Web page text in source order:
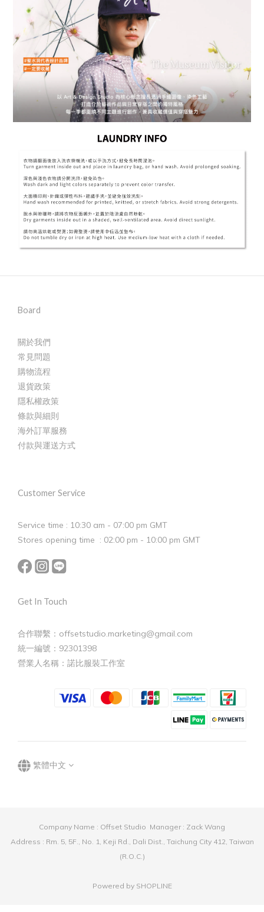
Board
關於我們
常見問題
購物流程
退貨政策
隱私權政策
條款與細則
海外訂單服務
付款與運送方式
Customer Service
Service time : 10:30 am - 07:00 pm GMT
Stores opening time : 02:00 pm - 10:00 pm GMT
Get In Touch
合作聯繫：offsetstudio.marketing@gmail.com
統一編號：92301398
營業人名稱：諾比服裝工作室
繁體中文
Company Name : Offset Studio Manager : Zack Wang
Address : Rm. 5, 5F., No. 1, Keji Rd., Dali Dist., Taichung City 412, Taiwan
(R.O.C.)
Powered by SHOPLINE